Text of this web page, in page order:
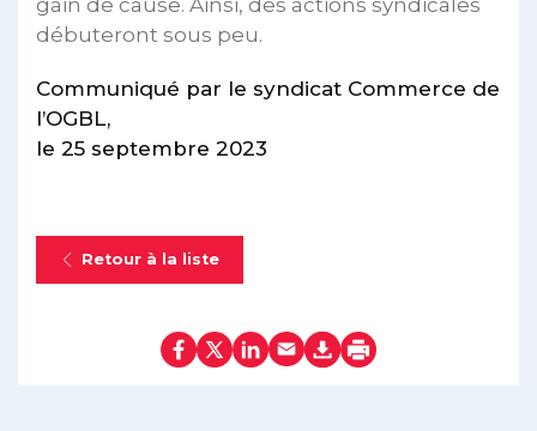
débuteront sous peu.
Communiqué par le syndicat Commerce de
l’OGBL,
le 25 septembre 2023
Retour à la liste